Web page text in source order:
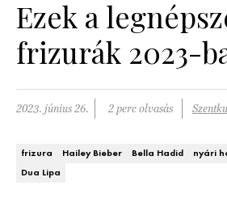
SZÉPSÉG
PSZICHÉ
ÉLETMÓD
Ezek a
frizurák 2023-
2023. június 26. 2 perc olvasás
frizura Hailey Bieber Bella Hadid nyári
Dua Lipa